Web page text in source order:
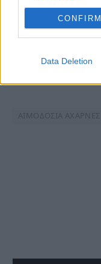
CONFIRM
Data Deletion
ΑΙΜΟΔΟΣΙΑ ΑΧΑΡΝΕΣ